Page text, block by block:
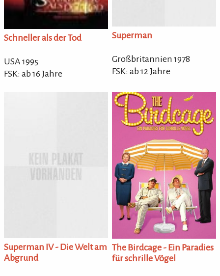
Schneller als der Tod
USA 1995
FSK: ab 16 Jahre
Superman
Großbritannien 1978
FSK: ab 12 Jahre
Superman IV - Die Welt am
Abgrund
The Birdcage - Ein Paradies
für schrille Vögel